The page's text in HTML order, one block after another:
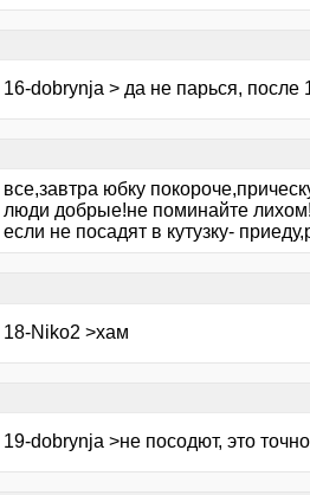
16-dobrynja > да не парься, после
все,завтра юбку
люди добрые!не поминайте
если не посадят в кутузку-
18-Niko2 >хам
19-dobrynja >не посодют, это точно